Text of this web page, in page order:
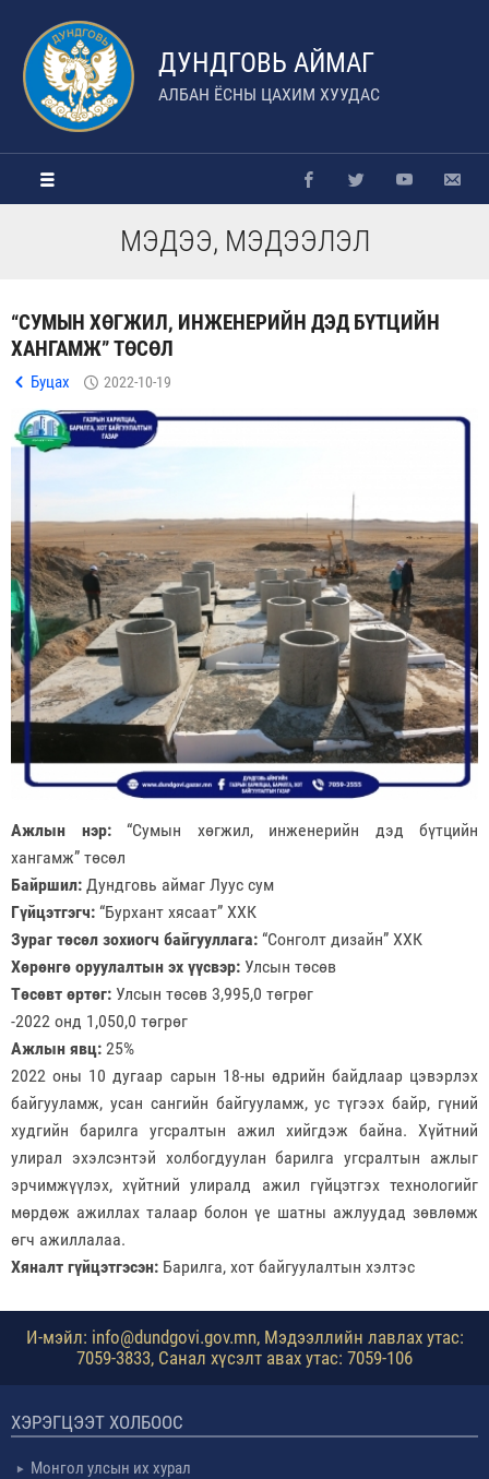
ДУНДГОВЬ АЙМАГ
АЛБАН ЁСНЫ ЦАХИМ ХУУДАС
МЭДЭЭ, МЭДЭЭЛЭЛ
“СУМЫН ХӨГЖИЛ, ИНЖЕНЕРИЙН ДЭД БҮТЦИЙН
ХАНГАМЖ” ТӨСӨЛ
Буцах 2022-10-19
Ажлын нэр:“Сумын хөгжил, инженерийн дэд бүтцийн
хангамж” төсөл
Байршил: Дундговь аймаг Луус сум
Гүйцэтгэгч: “Бурхант хясаат” ХХК
Зураг төсөл зохиогч байгууллага: “Сонголт дизайн” ХХК
Хөрөнгө оруулалтын эх үүсвэр: Улсын төсөв
Төсөвт өртөг: Улсын төсөв 3,995,0 төгрөг
-2022 онд 1,050,0 төгрөг
Ажлын явц: 25%
2022 оны 10 дугаар сарын 18-ны өдрийн байдлаар цэвэрлэх
байгууламж, усан сангийн байгууламж, ус түгээх байр, гүний
худгийн барилга угсралтын ажил хийгдэж байна. Хүйтний
улирал эхэлсэнтэй холбогдуулан барилга угсралтын ажлыг
эрчимжүүлэх, хүйтний улиралд ажил гүйцэтгэх технологийг
мөрдөж ажиллах талаар болон үе шатны ажлуудад зөвлөмж
өгч ажиллалаа.
Хяналт гүйцэтгэсэн: Барилга, хот байгуулалтын хэлтэс
И-мэйл: info@dundgovi.gov.mn, Мэдээллийн лавлах утас:
7059-3833, Санал хүсэлт авах утас: 7059-106
ХЭРЭГЦЭЭТ ХОЛБООС
Монгол улсын их хурал